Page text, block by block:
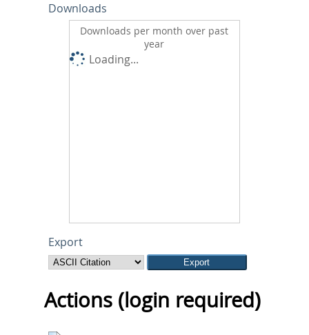
Downloads
Downloads per month over past
year
Loading...
Export
Actions (login required)